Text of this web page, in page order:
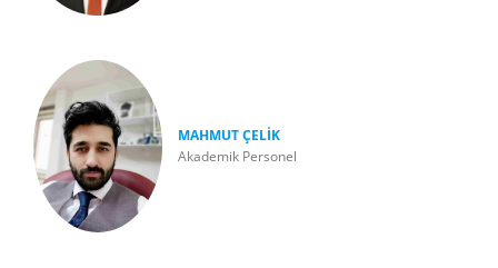
MAHMUT ÇELİK
Akademik Personel